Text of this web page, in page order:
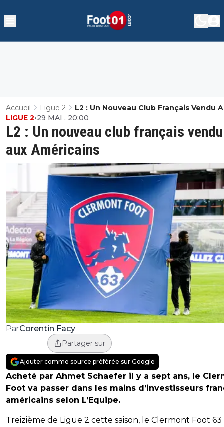
Accueil Ligue 2
L2 : Un Nouveau Club Français Vendu
Américains
L2 : Un nouveau club français vendu
aux Américains
LIGUE 2•29 MAI , 20:00
ParCorentin Facy
Partager sur
Ajouter comme source préférée sur Google
Acheté par Ahmet Schaefer il y a sept ans, le
Foot va passer dans les mains d’investisseurs
américains selon L’Equipe.
Treizième de Ligue 2 cette saison, le Clermont Foot 63